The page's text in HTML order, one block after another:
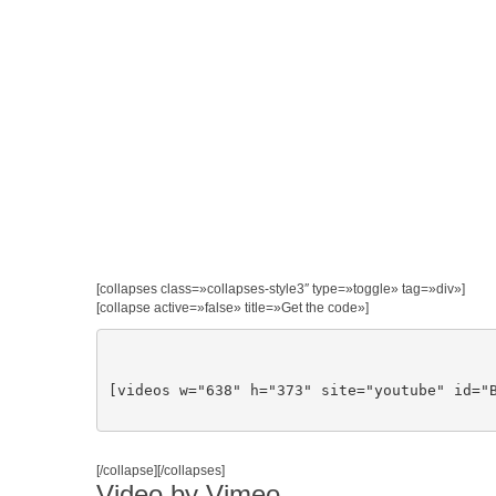
[collapses class=»collapses-style3″ type=»toggle» tag=»div»]
[collapse active=»false» title=»Get the code»]
[videos w="638" h="373" site="youtube"
[/collapse][/collapses]